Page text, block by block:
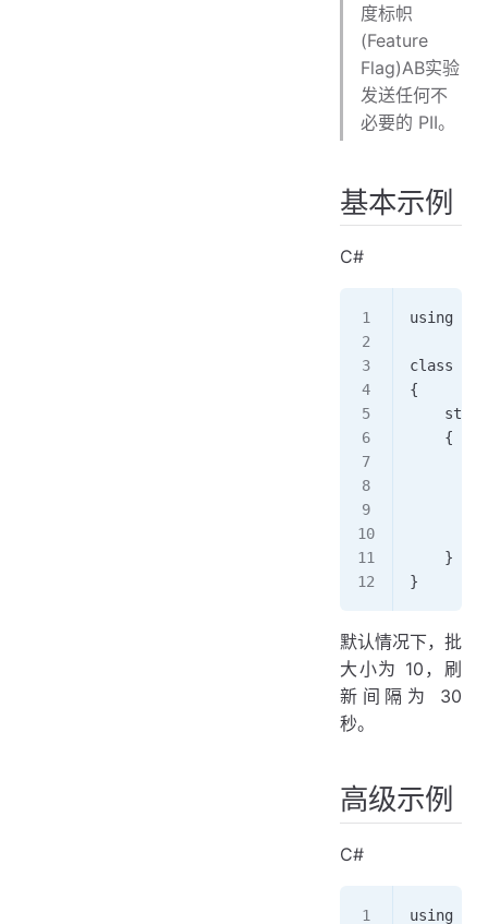
度标帜
(Feature
Flag)AB实验
发送任何不
必要的 PII。
基本示例
C#
using
class
{
    }
}
默认情况下，批
大小为 10，刷
新间隔为 30
秒。
高级示例
C#
using